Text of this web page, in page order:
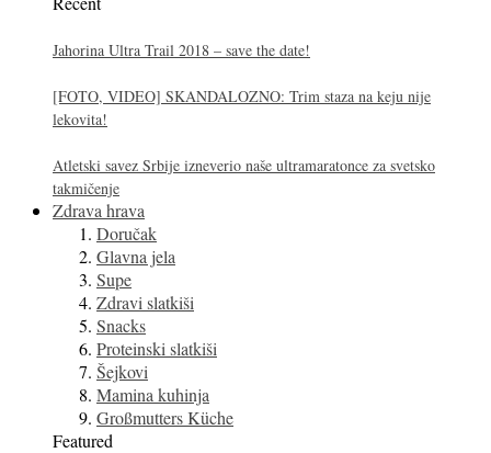
Jahorina Ultra Trail 2018 – save the date!
[FOTO, VIDEO] SKANDALOZNO: Trim staza na keju nije
lekovita!
Atletski savez Srbije izneverio naše ultramaratonce za svetsko
takmičenje
Zdrava hrava
Doručak
Glavna jela
Supe
Zdravi slatkiši
Snacks
Proteinski slatkiši
Šejkovi
Mamina kuhinja
Großmutters Küche
Featured